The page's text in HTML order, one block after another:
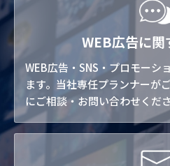
WEB広告に関
WEB広告・SNS・プロモーシ
ます。当社専任プランナーが
にご相談・お問い合わせくだ